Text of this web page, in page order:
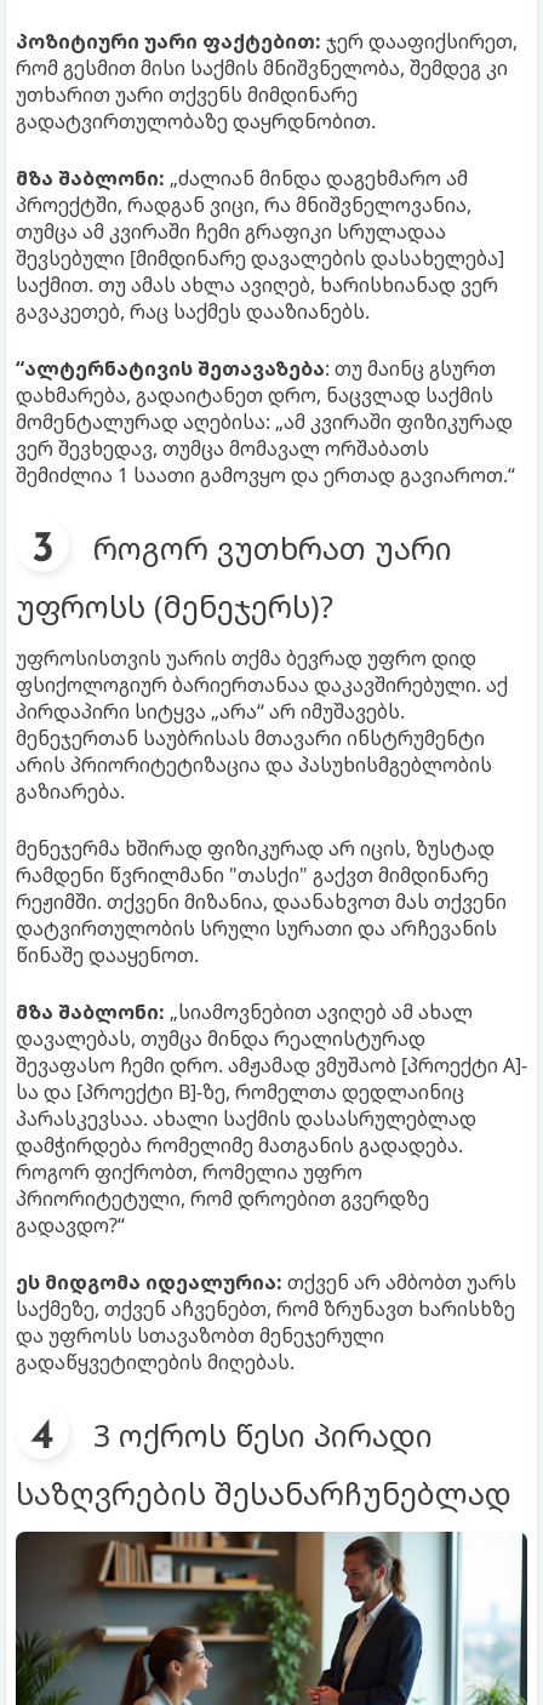
პოზიტიური უარი ფაქტებით: ჯერ დააფიქსირეთ,
რომ გესმით მისი საქმის მნიშვნელობა, შემდეგ კი
უთხარით უარი თქვენს მიმდინარე
გადატვირთულობაზე დაყრდნობით.
მზა შაბლონი: „ძალიან მინდა დაგეხმარო ამ
პროექტში, რადგან ვიცი, რა მნიშვნელოვანია,
თუმცა ამ კვირაში ჩემი გრაფიკი სრულადაა
შევსებული [მიმდინარე დავალების დასახელება]
საქმით. თუ ამას ახლა ავიღებ, ხარისხიანად ვერ
გავაკეთებ, რაც საქმეს დააზიანებს.
“ალტერნატივის შეთავაზება: თუ მაინც გსურთ
დახმარება, გადაიტანეთ დრო, ნაცვლად საქმის
მომენტალურად აღებისა: „ამ კვირაში ფიზიკურად
ვერ შევხედავ, თუმცა მომავალ ორშაბათს
შემიძლია 1 საათი გამოვყო და ერთად გავიაროთ.“
როგორ ვუთხრათ უარი
უფროსს (მენეჯერს)?
უფროსისთვის უარის თქმა ბევრად უფრო დიდ
ფსიქოლოგიურ ბარიერთანაა დაკავშირებული. აქ
პირდაპირი სიტყვა „არა“ არ იმუშავებს.
მენეჯერთან საუბრისას მთავარი ინსტრუმენტი
არის პრიორიტეტიზაცია და პასუხისმგებლობის
გაზიარება.
მენეჯერმა ხშირად ფიზიკურად არ იცის, ზუსტად
რამდენი წვრილმანი "თასქი" გაქვთ მიმდინარე
რეჟიმში. თქვენი მიზანია, დაანახვოთ მას თქვენი
დატვირთულობის სრული სურათი და არჩევანის
წინაშე დააყენოთ.
მზა შაბლონი: „სიამოვნებით ავიღებ ამ ახალ
დავალებას, თუმცა მინდა რეალისტურად
შევაფასო ჩემი დრო. ამჟამად ვმუშაობ [პროექტი A]-
სა და [პროექტი B]-ზე, რომელთა დედლაინიც
პარასკევსაა. ახალი საქმის დასასრულებლად
დამჭირდება რომელიმე მათგანის გადადება.
როგორ ფიქრობთ, რომელია უფრო
პრიორიტეტული, რომ დროებით გვერდზე
გადავდო?“
ეს მიდგომა იდეალურია: თქვენ არ ამბობთ უარს
საქმეზე, თქვენ აჩვენებთ, რომ ზრუნავთ ხარისხზე
და უფროსს სთავაზობთ მენეჯერული
გადაწყვეტილების მიღებას.
3 ოქროს წესი პირადი
საზღვრების შესანარჩუნებლად